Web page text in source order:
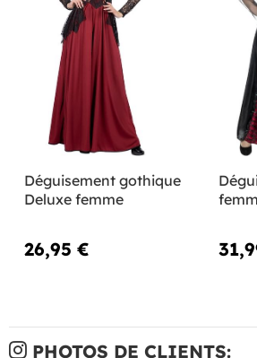
Déguisement gothique
Deluxe femme
26,95 €
PHOTOS DE CLIENTS: